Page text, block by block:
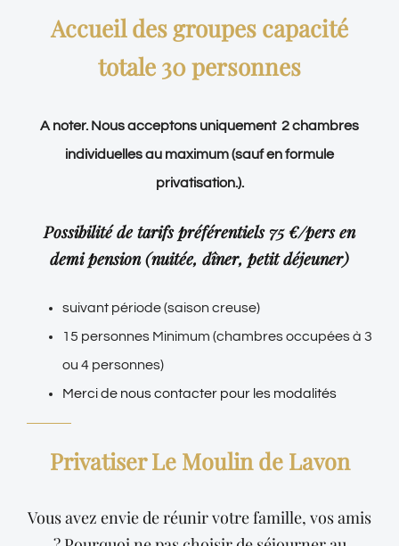
Accueil des groupes capacité
totale 30 personnes
A noter. Nous acceptons uniquement 2 chambres
individuelles au maximum (sauf en formule
privatisation.).
Possibilité de tarifs préférentiels 75 €/pers en
demi pension (nuitée, dîner, petit déjeuner)
suivant période (saison creuse)
15 personnes Minimum (chambres occupées à 3
ou 4 personnes)
Merci de nous contacter pour les modalités
Privatiser Le Moulin de Lavon
Vous avez envie de réunir votre famille, vos amis